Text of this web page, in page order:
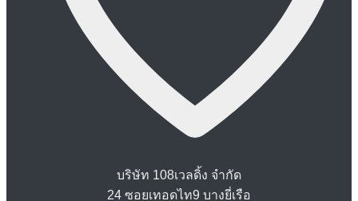
บริษัท 108เวลดิ้ง จำกัด
24 ซอยเทอดไท9 บางยี่เรือ